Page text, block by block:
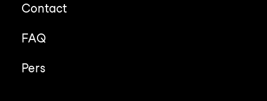
Contact
FAQ
Pers